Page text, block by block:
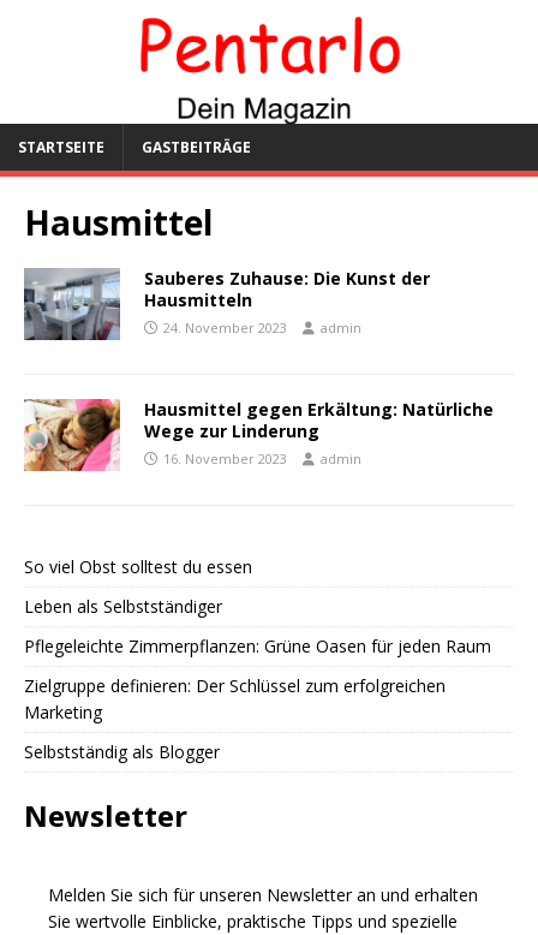
STARTSEITE GASTBEITRÄGE
Hausmittel
Sauberes Zuhause: Die Kunst der
Hausmitteln
24. November 2023 admin
Hausmittel gegen Erkältung: Natürliche
Wege zur Linderung
16. November 2023 admin
So viel Obst solltest du essen
Leben als Selbstständiger
Pflegeleichte Zimmerpflanzen: Grüne Oasen für jeden Raum
Zielgruppe definieren: Der Schlüssel zum erfolgreichen
Marketing
Selbstständig als Blogger
Newsletter
Melden Sie sich für unseren Newsletter an und erhalten
Sie wertvolle Einblicke, praktische Tipps und spezielle